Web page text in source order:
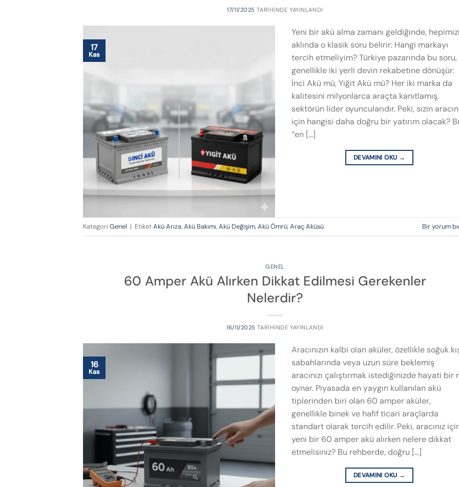
17/11/2025 TARIHINDE YAYINLANDI
17
Kas
Yeni bir akü alma zamanı geldiğinde,
aklında o klasik soru belirir: Hangi markayı
tercih etmeliyim? Türkiye pazarında bu soru,
genellikle iki yerli devin rekabetine dönüşür:
İnci Akü mü, Yiğit Akü mü? Her iki marka da
kalitesini milyonlarca araçta kanıtlamış,
sektörün lider oyuncularıdır. Peki, sizin
için hangisi daha doğru bir yatırım olacak?
“en […]
DEVAMINI OKU →
Kategori Genel | EtiketAkü Arıza,Akü Bakımı,Akü Değişim,Akü Ömrü,Araç Aküsü Bir yorum
GENEL
60 Amper Akü Alırken Dikkat Edilmesi Gerekenler
Nelerdir?
16/11/2025 TARIHINDE YAYINLANDI
16
Kas
Aracınızın kalbi olan aküler, özellikle soğuk
sabahlarında veya uzun süre beklemiş
aracınızı çalıştırmak istediğinizde hayati bir
oynar. Piyasada en yaygın kullanılan akü
tiplerinden biri olan 60 amper aküler,
genellikle binek ve hafif ticari araçlarda
standart olarak tercih edilir. Peki, aracınız
yeni bir 60 amper akü alırken nelere dikkat
etmelisiniz? Bu rehberde, doğru […]
DEVAMINI OKU →